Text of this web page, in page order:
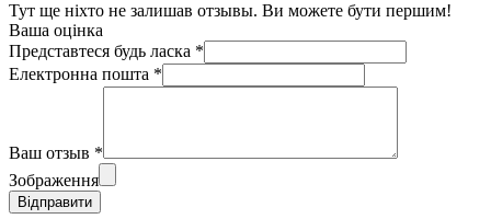
Тут ще ніхто не залишав отзывы. Ви можете бути першим!
Ваша оцінка
Представтеся будь ласка *
Електронна пошта *
Ваш отзыв *
Зображення
Відправити